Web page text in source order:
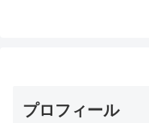
プロフィール